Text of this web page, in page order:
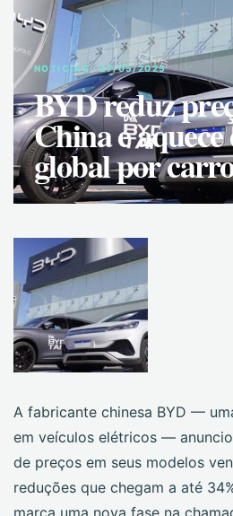
NOTíCIAS · 27/05/2025
BYD reduz
China e
global por
A fabricante chinesa BYD —
em veículos elétricos —
de preços em seus modelos
reduções que chegam a até
marca uma nova fase na